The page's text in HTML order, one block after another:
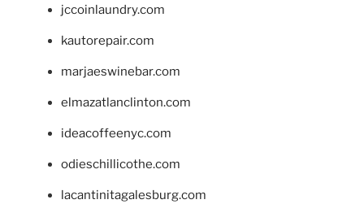
jccoinlaundry.com
kautorepair.com
marjaeswinebar.com
elmazatlanclinton.com
ideacoffeenyc.com
odieschillicothe.com
lacantinitagalesburg.com